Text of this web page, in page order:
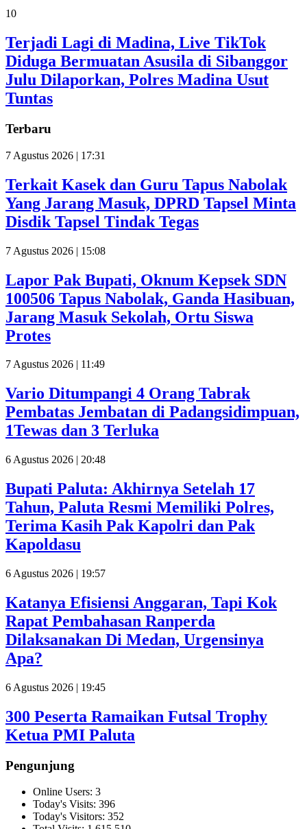
10
Terjadi Lagi di Madina, Live TikTok
Diduga Bermuatan Asusila di Sibanggor
Julu Dilaporkan, Polres Madina Usut
Tuntas
Terbaru
7 Agustus 2026 | 17:31
Terkait Kasek dan Guru Tapus Nabolak
Yang Jarang Masuk, DPRD Tapsel Minta
Disdik Tapsel Tindak Tegas
7 Agustus 2026 | 15:08
Lapor Pak Bupati, Oknum Kepsek SDN
100506 Tapus Nabolak, Ganda Hasibuan,
Jarang Masuk Sekolah, Ortu Siswa
Protes
7 Agustus 2026 | 11:49
Vario Ditumpangi 4 Orang Tabrak
Pembatas Jembatan di Padangsidimpuan,
1Tewas dan 3 Terluka
6 Agustus 2026 | 20:48
Bupati Paluta: Akhirnya Setelah 17
Tahun, Paluta Resmi Memiliki Polres,
Terima Kasih Pak Kapolri dan Pak
Kapoldasu
6 Agustus 2026 | 19:57
Katanya Efisiensi Anggaran, Tapi Kok
Rapat Pembahasan Ranperda
Dilaksanakan Di Medan, Urgensinya
Apa?
6 Agustus 2026 | 19:45
300 Peserta Ramaikan Futsal Trophy
Ketua PMI Paluta
Pengunjung
Online Users: 3
Today's Visits: 396
Today's Visitors: 352